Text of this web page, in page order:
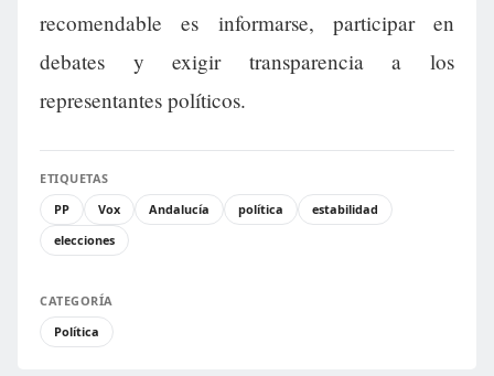
recomendable es informarse, participar en
debates y exigir transparencia a los
representantes políticos.
ETIQUETAS
PP
Vox Andalucía política
estabilidad
elecciones
CATEGORÍA
Política